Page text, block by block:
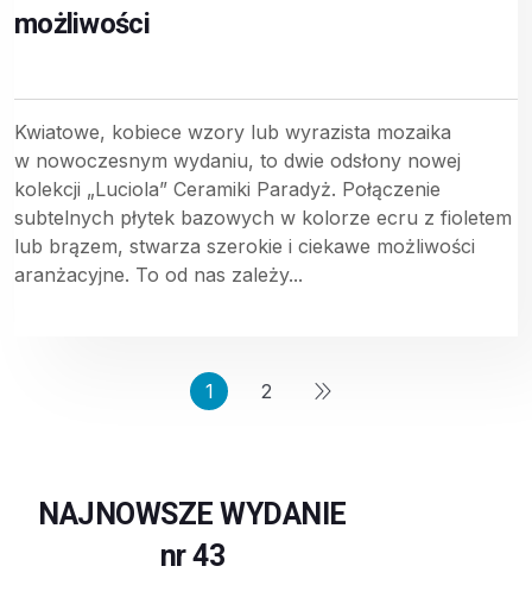
możliwości
Kwiatowe, kobiece wzory lub wyrazista mozaika
w nowoczesnym wydaniu, to dwie odsłony nowej
kolekcji „Luciola” Ceramiki Paradyż. Połączenie
subtelnych płytek bazowych w kolorze ecru z fioletem
lub brązem, stwarza szerokie i ciekawe możliwości
aranżacyjne. To od nas zależy...
1 2
NAJNOWSZE WYDANIE
nr 43